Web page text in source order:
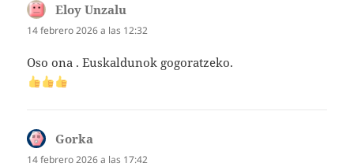
Eloy Unzalu
14 febrero 2026 a las 12:32
Oso ona . Euskaldunok gogoratzeko.
Gorka
14 febrero 2026 a las 17:42